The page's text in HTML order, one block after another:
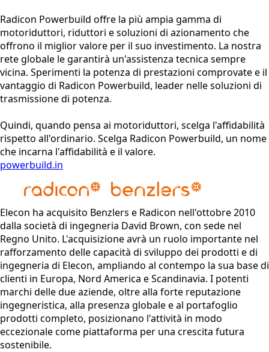
Radicon Powerbuild offre la più ampia gamma di
motoriduttori, riduttori e soluzioni di azionamento che
offrono il miglior valore per il suo investimento. La nostra
rete globale le garantirà un'assistenza tecnica sempre
vicina. Sperimenti la potenza di prestazioni comprovate e il
vantaggio di Radicon Powerbuild, leader nelle soluzioni di
trasmissione di potenza.
Quindi, quando pensa ai motoriduttori, scelga l'affidabilità
rispetto all'ordinario. Scelga Radicon Powerbuild, un nome
che incarna l'affidabilità e il valore.
powerbuild.in
Elecon ha acquisito Benzlers e Radicon nell'ottobre 2010
dalla società di ingegneria David Brown, con sede nel
Regno Unito. L'acquisizione avrà un ruolo importante nel
rafforzamento delle capacità di sviluppo dei prodotti e di
ingegneria di Elecon, ampliando al contempo la sua base di
clienti in Europa, Nord America e Scandinavia. I potenti
marchi delle due aziende, oltre alla forte reputazione
ingegneristica, alla presenza globale e al portafoglio
prodotti completo, posizionano l'attività in modo
eccezionale come piattaforma per una crescita futura
sostenibile.